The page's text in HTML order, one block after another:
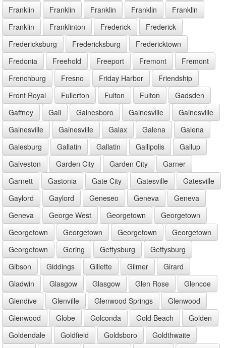
Franklin
Franklin Franklin Franklin
Franklin
Franklin
Franklinton Frederick
Frederick
Fredericksburg
Fredericksburg
Fredericktown
Fredonia
Freehold Freeport Fremont
Fremont
Frenchburg
Fresno Friday Harbor
Friendship
Front Royal
Fullerton Fulton Fulton
Gadsden
Gaffney
Gail Gainesboro Gainesville
Gainesville
Gainesville
Gainesville Galax Galena
Galena
Galesburg
Gallatin Gallatin Gallipolis
Gallup
Galveston
Garden City Garden City
Garner
Garnett
Gastonia Gate City Gatesville
Gatesville
Gaylord
Gaylord Geneseo Geneva
Geneva
Geneva
George West Georgetown
Georgetown
Georgetown
Georgetown Georgetown
Georgetown
Georgetown
Gering Gettysburg
Gettysburg
Gibson
Giddings Gillette Gilmer
Girard
Gladwin
Glasgow Glasgow Glen Rose
Glencoe
Glendive
Glenville Glenwood Springs
Glenwood
Glenwood
Globe Golconda Gold Beach
Golden
Goldendale
Goldfield Goldsboro
Goldthwaite